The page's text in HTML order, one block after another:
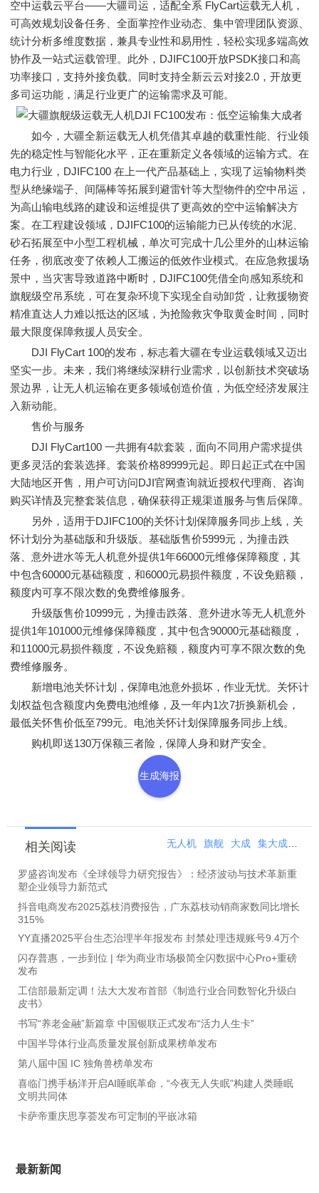
空中运载云平台——大疆司运，适配全系 FlyCart运载无人机，
可高效规划设备任务、全面掌控作业动态、集中管理团队资源、
统计分析多维度数据，兼具专业性和易用性，轻松实现多端高效
协作及一站式运载管理。此外，DJIFC100开放PSDK接口和高
功率接口，支持外接负载。同时支持全新云云对接2.0，开放更
多司运功能，满足行业更广的运输需求及可能。
如今，大疆全新运载无人机凭借其卓越的载重性能、行业领
先的稳定性与智能化水平，正在重新定义各领域的运输方式。在
电力行业，DJIFC100 在上一代产品基础上，实现了运输物料类
型从绝缘端子、间隔棒等拓展到避雷针等大型物件的空中吊运，
为高山输电线路的建设和运维提供了更高效的空中运输解决方
案。在工程建设领域，DJIFC100的运输能力已从传统的水泥、
砂石拓展至中小型工程机械，单次可完成十几公里外的山林运输
任务，彻底改变了依赖人工搬运的低效作业模式。在应急救援场
景中，当灾害导致道路中断时，DJIFC100凭借全向感知系统和
旗舰级空吊系统，可在复杂环境下实现全自动卸货，让救援物资
精准直达人力难以抵达的区域，为抢险救灾争取黄金时间，同时
最大限度保障救援人员安全。
DJI FlyCart 100的发布，标志着大疆在专业运载领域又迈出
坚实一步。未来，我们将继续深耕行业需求，以创新技术突破场
景边界，让无人机运输在更多领域创造价值，为低空经济发展注
入新动能。
售价与服务
DJI FlyCart100 一共拥有4款套装，面向不同用户需求提供
更多灵活的套装选择。套装价格89999元起。即日起正式在中国
大陆地区开售，用户可访问DJI官网查询就近授权代理商、咨询
购买详情及完整套装信息，确保获得正规渠道服务与售后保障。
另外，适用于DJIFC100的关怀计划保障服务同步上线，关
怀计划分为基础版和升级版。基础版售价5999元，为撞击跌
落、意外进水等无人机意外提供1年66000元维修保障额度，其
中包含60000元基础额度，和6000元易损件额度，不设免赔额，
额度内可享不限次数的免费维修服务。
升级版售价10999元，为撞击跌落、意外进水等无人机意外
提供1年101000元维修保障额度，其中包含90000元基础额度，
和11000元易损件额度，不设免赔额，额度内可享不限次数的免
费维修服务。
新增电池关怀计划，保障电池意外损坏，作业无忧。关怀计
划权益包含额度内免费电池维修，及一年内1次7折换新机会，
最低关怀售价低至799元。电池关怀计划保障服务同步上线。
购机即送130万保额三者险，保障人身和财产安全。
生成海报
相关阅读 无人机 旗舰 大成 集大成者
罗盛咨询发布《全球领导力研究报告》：经济波动与技术革新重
塑企业领导力新范式
抖音电商发布2025荔枝消费报告，广东荔枝动销商家数同比增长
315%
YY直播2025平台生态治理半年报发布 封禁处理违规账号9.4万个
闪存普惠，一步到位 | 华为商业市场极简全闪数据中心Pro+重磅
发布
工信部最新定调！法大大发布首部《制造行业合同数智化升级白
皮书》
书写“养老金融”新篇章 中国银联正式发布“活力人生卡”
中国半导体行业高质量发展创新成果榜单发布
第八届中国 IC 独角兽榜单发布
喜临门携手杨洋开启AI睡眠革命，“今夜无人失眠”构建人类睡眠
文明共同体
卡萨帝重庆思享荟发布可定制的平嵌冰箱
最新新闻